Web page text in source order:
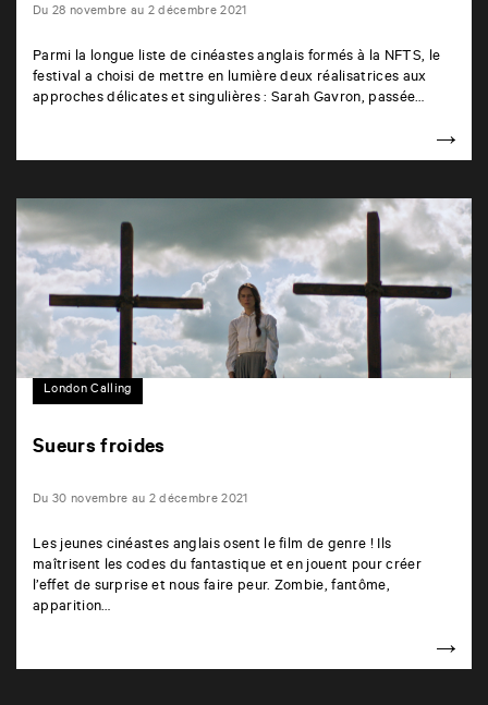
Du 28 novembre au 2 décembre 2021
Parmi la longue liste de cinéastes anglais formés à la NFTS, le
festival a choisi de mettre en lumière deux réalisatrices aux
approches délicates et singulières : Sarah Gavron, passée…
London Calling
Sueurs froides
Du 30 novembre au 2 décembre 2021
Les jeunes cinéastes anglais osent le film de genre ! Ils
maîtrisent les codes du fantastique et en jouent pour créer
l’effet de surprise et nous faire peur. Zombie, fantôme,
apparition…